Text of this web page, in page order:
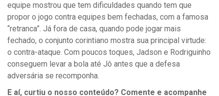
equipe mostrou que tem dificuldades quando tem que
propor o jogo contra equipes bem fechadas, com a famosa
“retranca”. Já fora de casa, quando pode jogar mais
fechado, o conjunto corintiano mostra sua principal virtude:
o contra-ataque. Com poucos toques, Jadson e Rodriguinho
conseguem levar a bola até Jô antes que a defesa
adversária se recomponha.
E aí, curtiu o nosso conteúdo? Comente e acompanhe